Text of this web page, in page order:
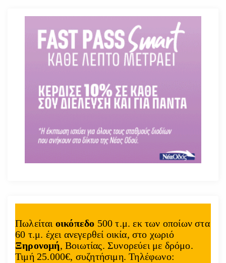
Πωλείται οικόπεδο 500 τ.μ. εκ των οποίων στα
60 τ.μ. έχει ανεγερθεί οικία, στο χωριό
Ξηρονομή, Βοιωτίας. Συνορεύει με δρόμο.
Τιμή 25.000€, συζητήσιμη. Τηλέφωνο: